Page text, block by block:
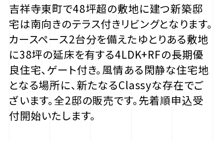
吉祥寺東町で48坪超の敷地に建つ新築邸
宅は南向きのテラス付きリビングとなります。
カースペース2台分を備えたゆとりある敷地
に38坪の延床を有する4LDK+RFの長期優
良住宅、ゲート付き。風情ある閑静な住宅地
となる場所に、新たなるClassyな存在でご
ざいます。全2邸の販売です。先着順申込受
付開始いたします。